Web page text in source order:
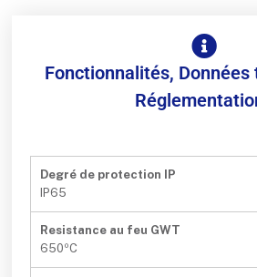
Fonctionnalités,
Degré de protection IP
IP65
Resistance au feu GWT
650ºC